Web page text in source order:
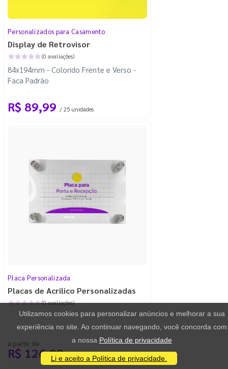
Personalizados para Casamento
Display de Retrovisor
(0 avaliações)
84x194mm - Colorido Frente e Verso -
Faca Padrão
R$ 89,99 / 25 unidades
Placa Personalizada
Placas de Acrilico Personalizadas
(0 avaliações)
a partir de
R$ 126,99 / 1 unidade
Utilizamos cookies para personalizar anúncios e melhorar a sua
experiência no site. Ao continuar navegando, você concorda com
a nossa Política de privacidade
Li e aceito a Política de privacidade.